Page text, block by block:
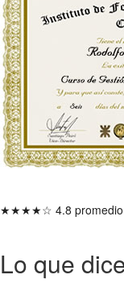
★★★★☆ 4.8 promedio
Lo que